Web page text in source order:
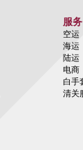
服务
空运
海运
陆运
电商
白手
清关